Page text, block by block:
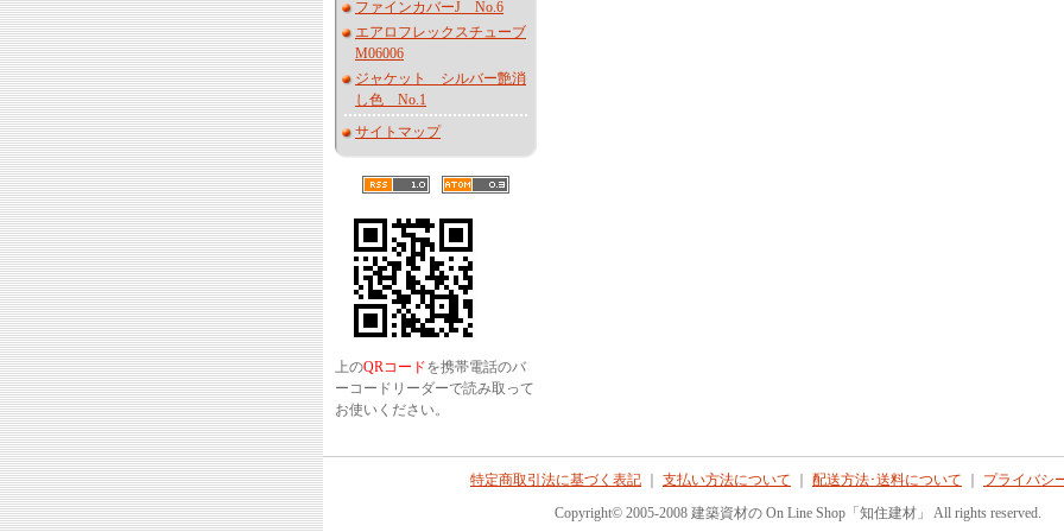
ファインカバーJ No.6
エアロフレックスチューブ
M06006
ジャケット シルバー艶消
し色 No.1
サイトマップ
上のQRコードを携帯電話のバ
ーコードリーダーで読み取って
お使いください。
特定商取引法に基づく表記 支払い方法について 配送方法･送料について
プライバシ
Copyright© 2005-2008 建築資材の On Line Shop「知住建材」 All rights reserved.